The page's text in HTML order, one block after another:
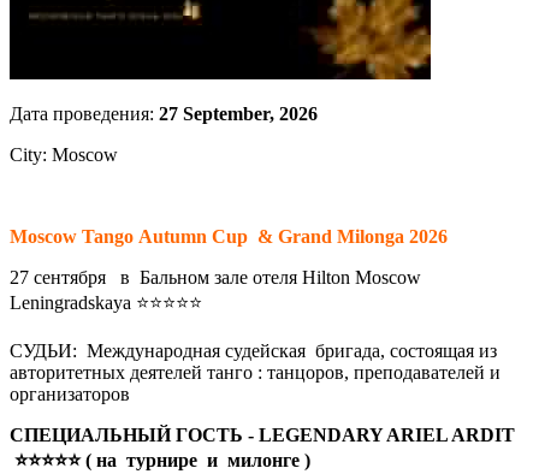
Дата проведения: 27 September, 2026
City: Moscow
Moscow Tango Autumn Cup & Grand Milonga 2026
27 cентября в Бальном зале отеля Hilton Moscow
Leningradskaya ⭐⭐⭐⭐⭐
СУДЬИ: Международная судейская бригада, cостоящая из
авторитетных деятелей танго : танцоров, преподавателей и
организаторов
СПЕЦИАЛЬНЫЙ ГОСТЬ - LEGENDARY ARIEL ARDIT
⭐⭐⭐⭐⭐ ( на турнире и милонге )